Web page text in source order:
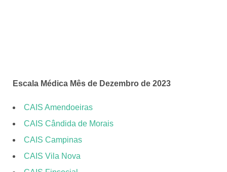
Escala Médica Mês de Dezembro de 2023
CAIS Amendoeiras
CAIS Cândida de Morais
CAIS Campinas
CAIS Vila Nova